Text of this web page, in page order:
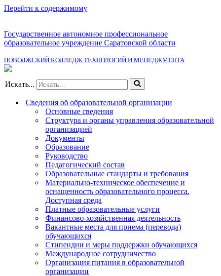
Перейти к содержимому
Государственное автономное профессиональное
образовательное учреждение Саратовской области
ПОВОЛЖСКИЙ КОЛЛЕДЖ ТЕХНОЛОГИЙ И МЕНЕДЖМЕНТА
Искать...
Сведения об образовательной организации
Основные сведения
Структура и органы управления образовательной
организацией
Документы
Образование
Руководство
Педагогический состав
Образовательные стандарты и требования
Материально-техническое обеспечение и
оснащенность образовательного процесса.
Доступная среда
Платные образовательные услуги
Финансово-хозяйственная деятельность
Вакантные места для приема (перевода)
обучающихся
Стипендии и меры поддержки обучающихся
Международное сотрудничество
Организация питания в образовательной
организации